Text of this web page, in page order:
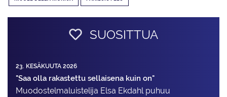
SUOSITTUA
23. KESÄKUUTA 2026
"Saa olla rakastettu sellaisena kuin on"
Muodostelma­luistelija Elsa Ekdahl puhuu